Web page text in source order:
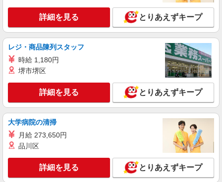
茨城県土浦市真鍋新町18-13カスミピアタウン
1F
キープ 詳細を見る
アルバイト パート
ケンタッキーフライドチキン イオンモール土浦店
カウンター・キッチンスタッフ ＜優先募集日
時＞土日祝 フルタイム
時給1100円
詳細を見る
パート
ケンタッキーフライドチキン 荒川沖店
詳細を見る とりあえずキープ
レジ・商品陳列スタッフ
時給 1,180円
堺市堺区
詳細を見る とりあえずキープ
大学病院の清掃
月給 273,650円
品川区
詳細を見る とりあえずキープ